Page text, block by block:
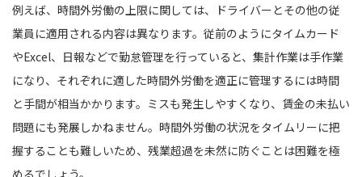
例えば、時間外労働の上限に関しては、ドライバーとその他の従
業員に適用される内容は異なります。従前のようにタイムカード
やExcel、日報などで勤怠管理を行っていると、集計作業は手作業
になり、それぞれに適した時間外労働を適正に管理するには時間
と手間が相当かかります。ミスも発生しやすくなり、賃金の未払い
問題にも発展しかねません。時間外労働の状況をタイムリーに把
握することも難しいため、残業超過を未然に防ぐことは困難を極
めるでしょう。